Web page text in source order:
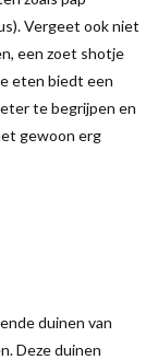
Vergeet ook niet
een zoet shotje
eten biedt een
te begrijpen en
gewoon erg
duinen van
Deze duinen